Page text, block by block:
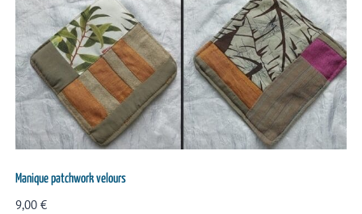
Manique patchwork velours
9,00€